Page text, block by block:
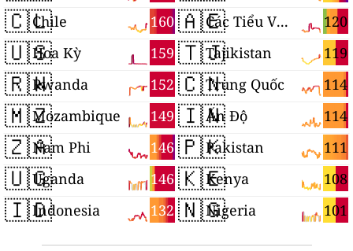
🇨🇱
160
Chile
🇺🇸 159
Hoa Kỳ
🇷🇼 152
Rwanda
🇲🇿 149
Mozambique
🇿🇦 146
Nam Phi
🇺🇬 146
Uganda
🇮🇩 132
Indonesia
🇦🇪
120
Các Tiểu Vương quốc Ả Rập Thống nhất
🇹🇯 119
Tajikistan
🇨🇳 114
Trung Quốc
🇮🇳 114
Ấn Độ
🇵🇰 111
Pakistan
🇰🇪 108
Kenya
🇳🇬 101
Nigeria